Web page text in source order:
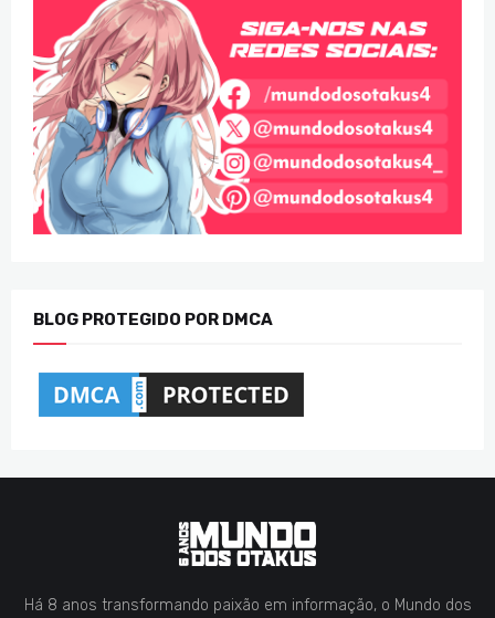
BLOG PROTEGIDO POR DMCA
Há 8 anos transformando paixão em informação, o Mundo dos